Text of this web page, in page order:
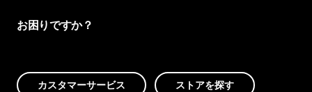
お困りですか？
カスタマーサービス ストアを探す